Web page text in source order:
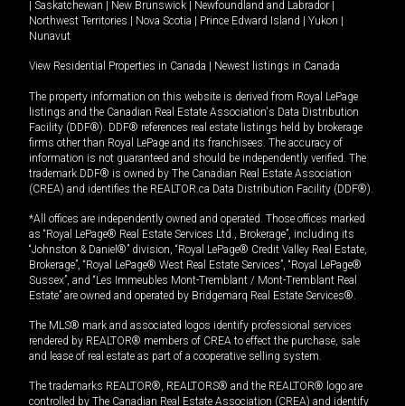
Saskatchewan New Brunswick Newfoundland and Labrador
Northwest Territories
Nova Scotia Prince Edward Island Yukon
Nunavut
View Residential Properties in Canada Newest listings in Canada
The property information on this website is derived from Royal LePage
listings and the Canadian Real Estate Association's Data Distribution
Facility (DDF®). DDF® references real estate listings held by brokerage
firms other than Royal LePage and its franchisees. The accuracy of
information is not guaranteed and should be independently verified. The
trademark DDF® is owned by The Canadian Real Estate Association
(CREA) and identifies the REALTOR.ca Data Distribution Facility (DDF®).
*All offices are independently owned and operated. Those offices marked
as “Royal LePage® Real Estate Services Ltd., Brokerage”, including its
“Johnston & Daniel®” division, “Royal LePage® Credit Valley Real Estate,
Brokerage”, “Royal LePage® West Real Estate Services”, “Royal LePage®
Sussex”, and “Les Immeubles Mont-Tremblant / Mont-Tremblant Real
Estate” are owned and operated by Bridgemarq Real Estate Services®.
The MLS® mark and associated logos identify professional services
rendered by REALTOR® members of CREA to effect the purchase, sale
and lease of real estate as part of a cooperative selling system.
The trademarks REALTOR®, REALTORS® and the REALTOR® logo are
controlled by The Canadian Real Estate Association (CREA) and identify